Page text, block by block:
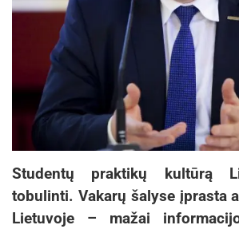
Studentų praktikų kultūrą
tobulinti. Vakarų šalyse įprasta
Lietuvoje – mažai